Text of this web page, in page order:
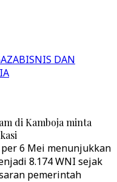
BISNIS DAN
di Kamboja minta
6 Mei menunjukkan
8.174 WNI sejak
pemerintah